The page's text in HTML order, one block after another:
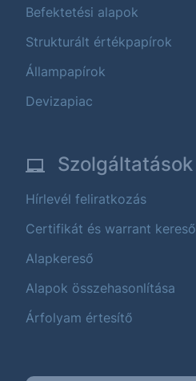
Befektetési alapok
Strukturált értékpapírok
Állampapírok
Devizapiac
Szolgáltatások
Hírlevél feliratkozás
Certifikát és warrant kereső
Alapkereső
Alapok összehasonlítása
Árfolyam értesítő